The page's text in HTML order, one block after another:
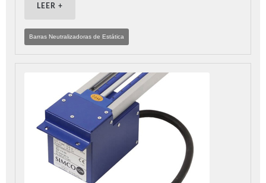
LEER +
Barras Neutralizadoras de Estática